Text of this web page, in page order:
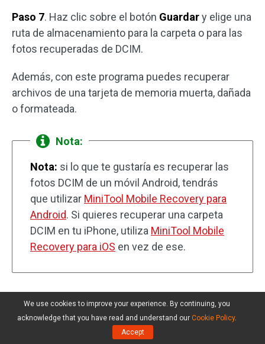
Paso 7. Haz clic sobre el botón Guardary elige una
ruta de almacenamiento para la carpeta o para las
fotos recuperadas de DCIM.
Además, con este programa puedes recuperar
archivos de una tarjeta de memoria muerta, dañada
o formateada.
Nota:
Nota: si lo que te gustaría es recuperar las
fotos DCIM de un móvil Android, tendrás
que utilizar MiniTool Mobile Recovery para
Android. Si quieres recuperar una carpeta
DCIM en tu iPhone, utiliza MiniTool Mobile
Recovery para iOS en vez de ese.
No se muestra la carpeta
DCIM en el ordenador
We use cookies to improve your experience. By continuing, you
acknowledge that you have read and understand our Cookie Policy.
Accept